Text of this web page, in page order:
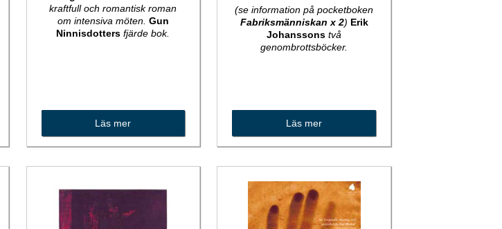
kraftfull och romantisk roman
om intensiva möten. Gun
Ninnisdotters fjärde bok.
Läs mer
(se information på pocketboken
Fabriksmänniskan x 2) Erik
Johanssons två
genombrottsböcker.
Läs mer